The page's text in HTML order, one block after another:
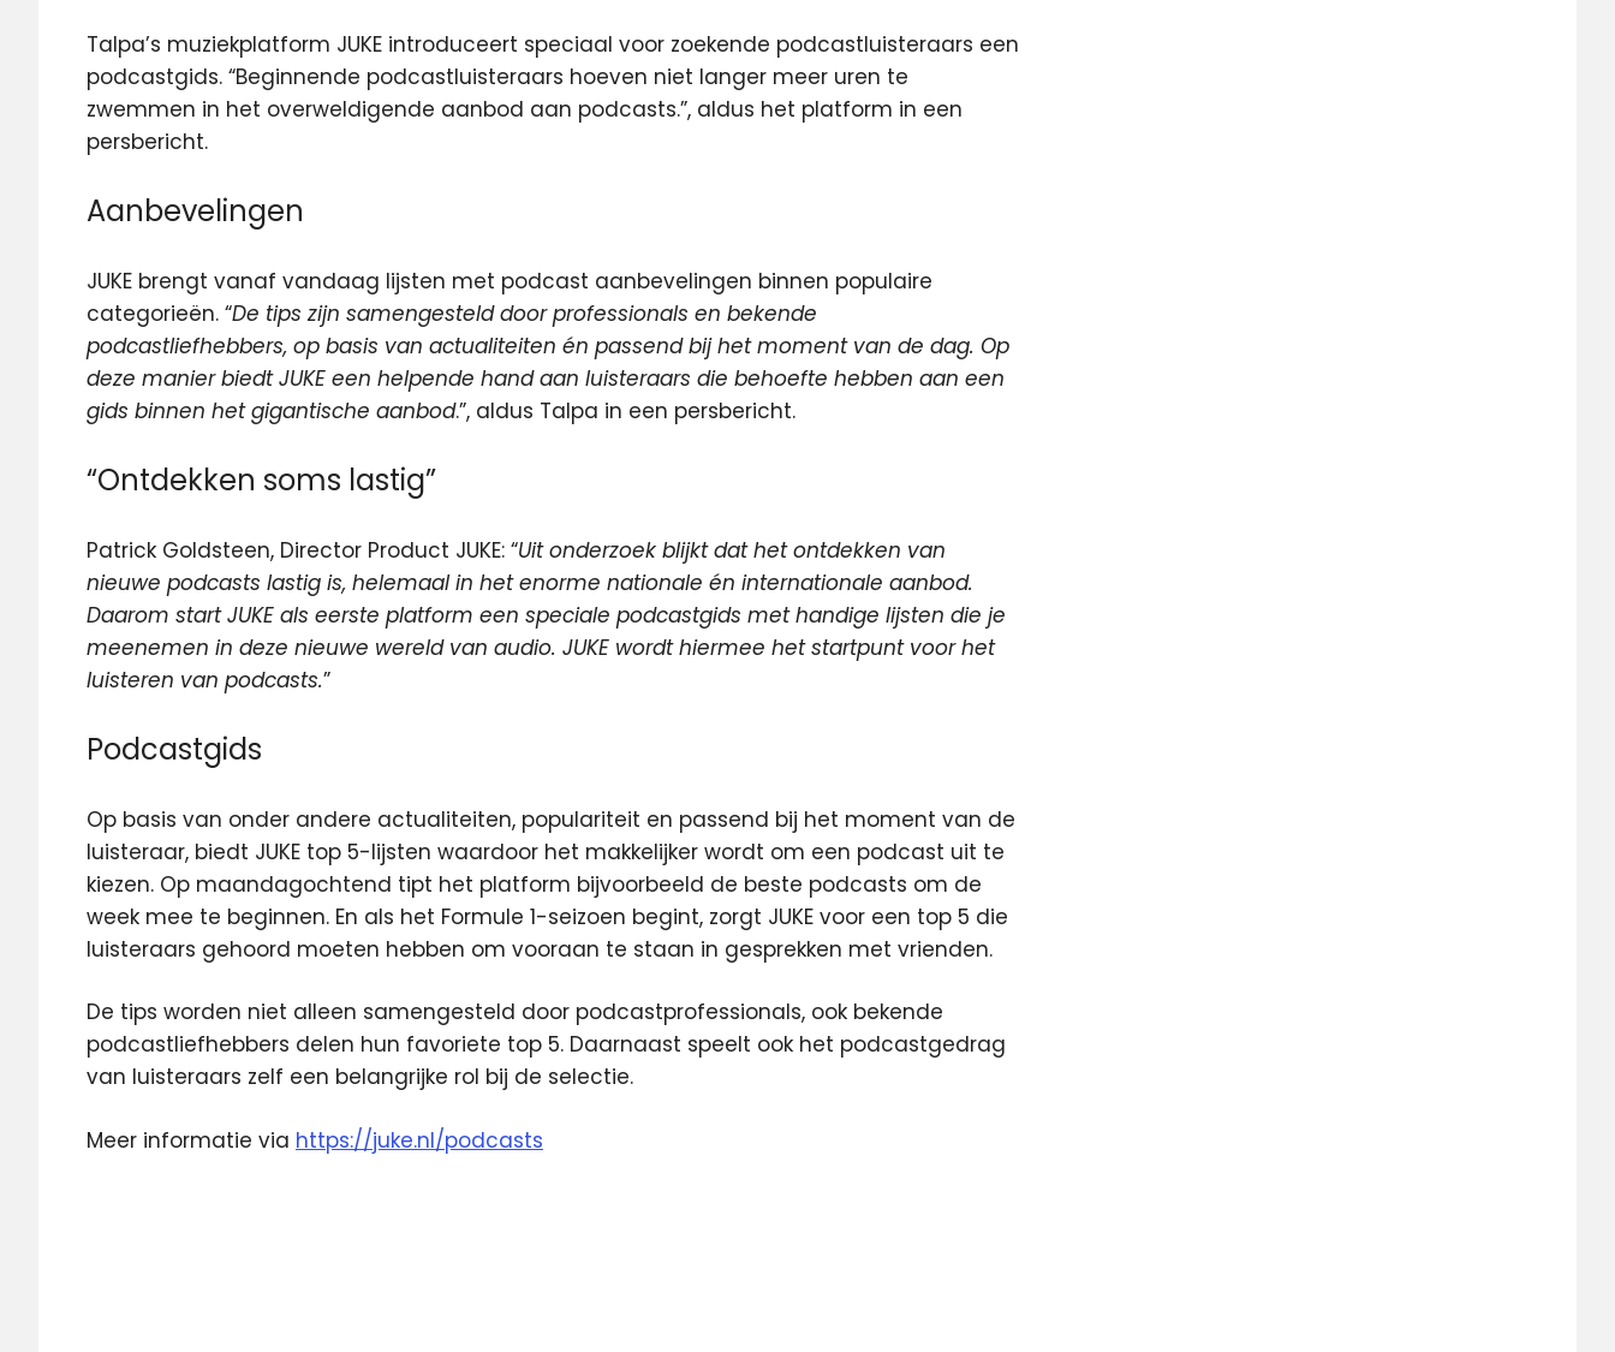
Talpa’s muziekplatform JUKE introduceert speciaal voor zoekende podcastluisteraars een
podcastgids. “Beginnende podcastluisteraars hoeven niet langer meer uren te
zwemmen in het overweldigende aanbod aan podcasts.”, aldus het platform in een
persbericht.
Aanbevelingen
JUKE brengt vanaf vandaag lijsten met podcast aanbevelingen binnen populaire
categorieën. “De tips zijn samengesteld door professionals en bekende
podcastliefhebbers, op basis van actualiteiten én passend bij het moment van de dag. Op
deze manier biedt JUKE een helpende hand aan luisteraars die behoefte hebben aan een
gids binnen het gigantische aanbod.”, aldus Talpa in een persbericht.
“Ontdekken soms lastig”
Patrick Goldsteen, Director Product JUKE: “Uit onderzoek blijkt dat het ontdekken van
nieuwe podcasts lastig is, helemaal in het enorme nationale én internationale aanbod.
Daarom start JUKE als eerste platform een speciale podcastgids met handige lijsten die je
meenemen in deze nieuwe wereld van audio. JUKE wordt hiermee het startpunt voor het
luisteren van podcasts.”
Podcastgids
Op basis van onder andere actualiteiten, populariteit en passend bij het moment van de
luisteraar, biedt JUKE top 5-lijsten waardoor het makkelijker wordt om een podcast uit te
kiezen. Op maandagochtend tipt het platform bijvoorbeeld de beste podcasts om de
week mee te beginnen. En als het Formule 1-seizoen begint, zorgt JUKE voor een top 5 die
luisteraars gehoord moeten hebben om vooraan te staan in gesprekken met vrienden.
De tips worden niet alleen samengesteld door podcastprofessionals, ook bekende
podcastliefhebbers delen hun favoriete top 5. Daarnaast speelt ook het podcastgedrag
van luisteraars zelf een belangrijke rol bij de selectie.
Meer informatie via https://juke.nl/podcasts